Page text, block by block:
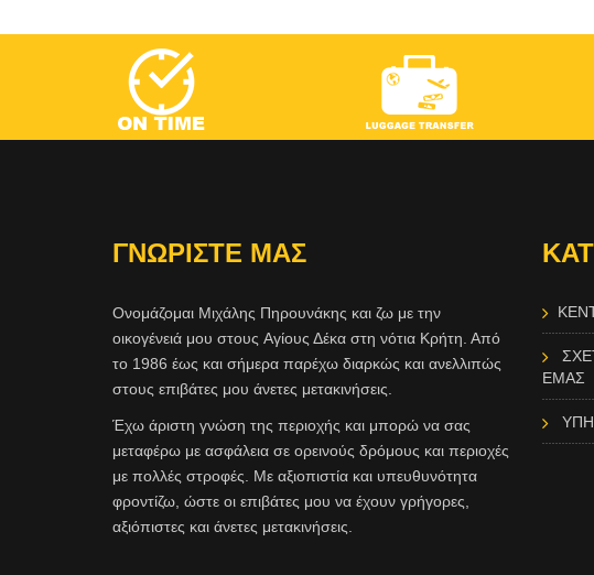
ΓΝΩΡΙΣΤΕ ΜΑΣ
Ονομάζομαι Μιχάλης Πηρουνάκης και ζω με την
οικογένειά μου στους Aγίους Δέκα στη νότια Κρήτη. Από
το 1986 έως και σήμερα παρέχω διαρκώς και ανελλιπώς
στους επιβάτες μου άνετες μετακινήσεις.
Έχω άριστη γνώση της περιοχής και μπορώ να σας
μεταφέρω με ασφάλεια σε ορεινούς δρόμους και περιοχές
με πολλές στροφές. Με αξιοπιστία και υπευθυνότητα
φροντίζω, ώστε οι επιβάτες μου να έχουν γρήγορες,
αξιόπιστες και άνετες μετακινήσεις.
ΕΜΑΣ